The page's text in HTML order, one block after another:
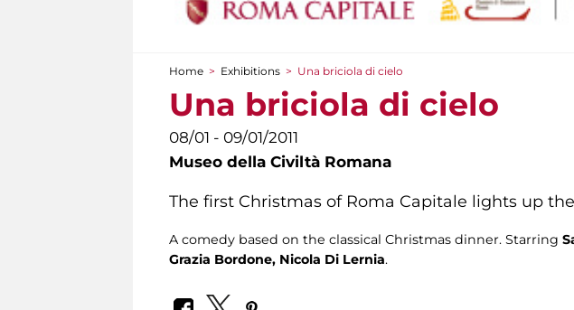
You are here
Home > Exhibitions > Una briciola di cielo
Una briciola di cielo
08/01 - 09/01/2011
Museo della Civiltà Romana
The first Christmas of Roma Capitale lights up
A comedy based on the classical Christmas dinner. Starring
Grazia Bordone, Nicola Di Lernia.